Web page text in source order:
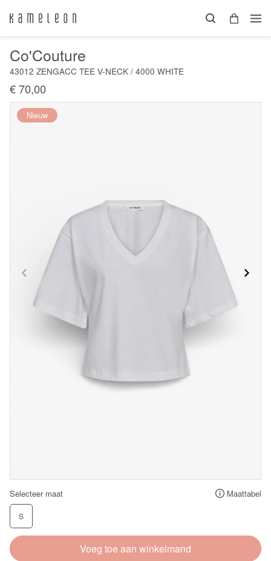
Co'Couture
43012 ZENGACC TEE V-NECK / 4000 WHITE
€ 70,00
Nieuw
Selecteer maat Maattabel
S
Voeg toe aan winkelmand